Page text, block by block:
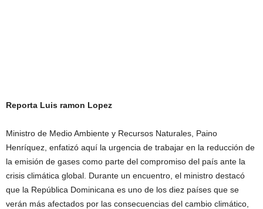
Reporta Luis ramon Lopez
Ministro de Medio Ambiente y Recursos Naturales, Paino
Henríquez, enfatizó aquí la urgencia de trabajar en la reducción de
la emisión de gases como parte del compromiso del país ante la
crisis climática global. Durante un encuentro, el ministro destacó
que la República Dominicana es uno de los diez países que se
verán más afectados por las consecuencias del cambio climático,